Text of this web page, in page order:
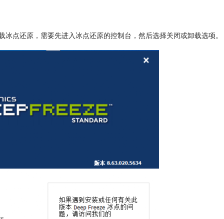
点还原，需要先进入冰点还原的控制台，然后选择关闭或卸载选项。